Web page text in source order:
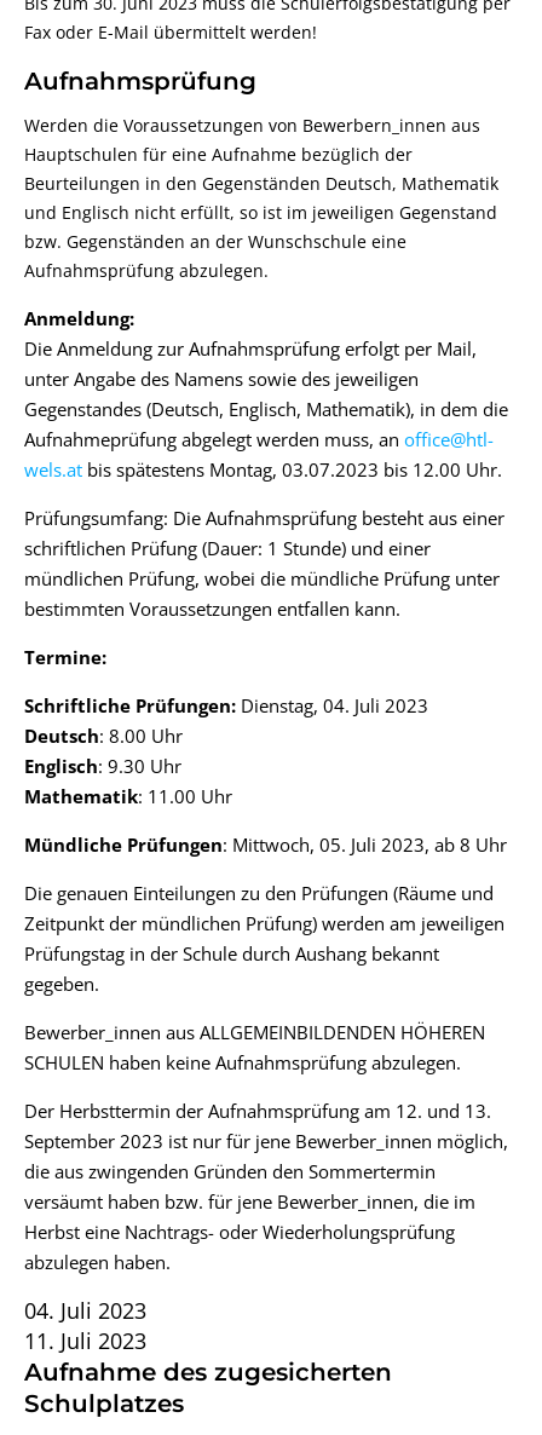
Fax oder E-Mail übermittelt werden!
Aufnahmsprüfung
Werden die Voraussetzungen von Bewerbern_innen aus
Hauptschulen für eine Aufnahme bezüglich der
Beurteilungen in den Gegenständen Deutsch, Mathematik
und Englisch nicht erfüllt, so ist im jeweiligen Gegenstand
bzw. Gegenständen an der Wunschschule eine
Aufnahmsprüfung abzulegen.
Anmeldung:
Die Anmeldung zur Aufnahmsprüfung erfolgt per Mail,
unter Angabe des Namens sowie des jeweiligen
Gegenstandes (Deutsch, Englisch, Mathematik), in dem die
Aufnahmeprüfung abgelegt werden muss, an office@htl-
wels.at bis spätestens Montag, 03.07.2023 bis 12.00 Uhr.
Prüfungsumfang: Die Aufnahmsprüfung besteht aus einer
schriftlichen Prüfung (Dauer: 1 Stunde) und einer
mündlichen Prüfung, wobei die mündliche Prüfung unter
bestimmten Voraussetzungen entfallen kann.
Termine:
Schriftliche Prüfungen: Dienstag, 04. Juli 2023
Deutsch: 8.00 Uhr
Englisch: 9.30 Uhr
Mathematik: 11.00 Uhr
Mündliche Prüfungen: Mittwoch, 05. Juli 2023, ab 8 Uhr
Die genauen Einteilungen zu den Prüfungen (Räume und
Zeitpunkt der mündlichen Prüfung) werden am jeweiligen
Prüfungstag in der Schule durch Aushang bekannt
gegeben.
Bewerber_innen aus ALLGEMEINBILDENDEN HÖHEREN
SCHULEN haben keine Aufnahmsprüfung abzulegen.
Der Herbsttermin der Aufnahmsprüfung am 12. und 13.
September 2023 ist nur für jene Bewerber_innen möglich,
die aus zwingenden Gründen den Sommertermin
versäumt haben bzw. für jene Bewerber_innen, die im
Herbst eine Nachtrags- oder Wiederholungsprüfung
abzulegen haben.
04. Juli 2023
11. Juli 2023
Aufnahme des zugesicherten
Schulplatzes